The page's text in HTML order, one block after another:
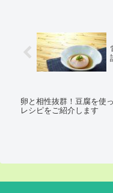
卵と相性抜群！豆腐を使
レシピをご紹介します